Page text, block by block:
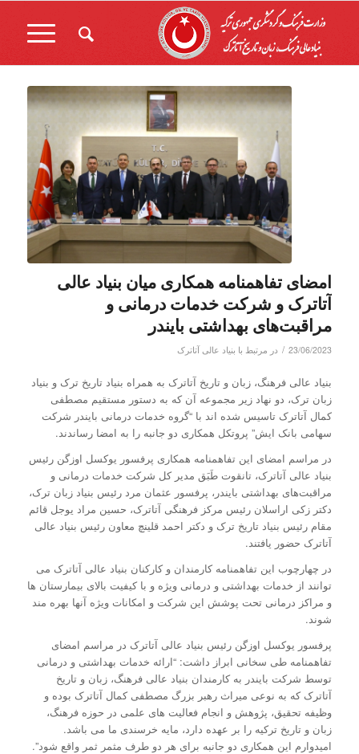
امضای تفاهمنامه همکاری میان بنیاد عالی
آتاترک و شرکت خدمات درمانی و
مراقبت‌های بهداشتی بایندر
23/06/2023
/ در مرتبط با بنیاد عالی آتاترک
بنیاد عالی فرهنگ، زبان و تاریخ آتاترک به همراه بنیاد تاریخ ترک و بنیاد
زبان ترک، دو نهاد زیر مجموعه آن که به دستور مستقیم مصطفی
کمال آتاترک تاسیس شده اند با “گروه خدمات درمانی بایندر شرکت
سهامی بانک ایش” پروتکل همکاری دو جانبه را به امضا رساندند.
در مراسم امضای این تفاهمنامه همکاری پرفسور یوکسل اوزگن رئیس
بنیاد عالی آتاترک، تانقوت طَبَق مدیر کل شرکت خدمات درمانی و
مراقبت‌های بهداشتی بایندر، پرفسور عثمان مرد رئیس بنیاد زبان ترک،
دکتر زکی اراسلان رئیس مرکز فرهنگی آتاترک، حسین مراد یوجل قائم
مقام رئیس بنیاد تاریخ ترک و دکتر احمد قلینچ معاون رئیس بنیاد عالی
آتاترک حضور یافتند.
در چهارچوب این تفاهمنامه کارمندان و کارکنان بنیاد عالی آتاترک می
توانند از خدمات بهداشتی و درمانی ویژه و با کیفیت بالای بیمارستان ها
و مراکز درمانی تحت پوشش این شرکت و امکانات ویژه آنها بهره مند
شوند.
پرفسور یوکسل اوزگن رئیس بنیاد عالی آتاترک در مراسم امضای
تفاهمنامه طی سخانی ابراز داشت: “ارائه خدمات بهداشتی و درمانی
توسط شرکت بایندر به کارمندان بنیاد عالی فرهنگ، زبان و تاریخ
آتاترک که به نوعی میراث رهبر بزرگ مصطفی کمال آتاترک بوده و
وظیفه تحقیق، پژوهش و انجام فعالیت های علمی در حوزه فرهنگ،
زبان و تاریخ ترکیه را بر عهده دارد، مایه خرسندی ما می باشد.
امیدوارم این همکاری دو جانبه برای هر دو طرف مثمر ثمر واقع شود”.